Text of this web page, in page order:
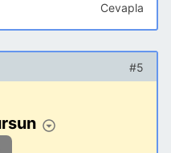
Cevapla
#5